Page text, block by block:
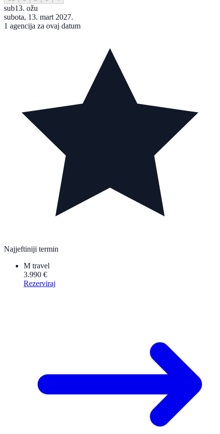
sub13. ožu
subota, 13. mart 2027.
1 agencija za ovaj datum
Najjeftiniji termin
M travel
3.990 €
Rezerviraj